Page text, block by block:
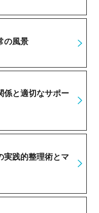
の風景
係と適切なサポー
実践的整理術とマ